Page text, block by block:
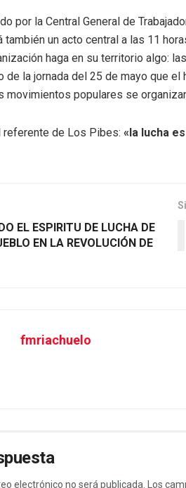
por la Central General de
también un acto central a las 11
haga en su territorio algo:
de la jornada del 25 de mayo que
movimientos populares se
referente de Los Pibes: «la lucha
EL ESPIRITU DE LUCHA DE
EN LA REVOLUCIÓN DE
fmriachuelo
electrónico no será publicada. Los